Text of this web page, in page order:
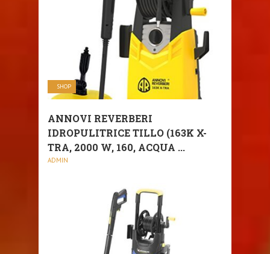
SHOP
ANNOVI REVERBERI
IDROPULITRICE TILLO (163K X-
TRA, 2000 W, 160, ACQUA ...
ADMIN